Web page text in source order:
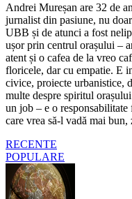
Andrei Mureșan are 32 de
jurnalist din pasiune, nu
UBB și de atunci a fost
ușor prin centrul orașului –
atent și o cafea de la vreo
floricele, dar cu empatie. E
civice, proiecte urbanistice,
multe despre spiritul
un job – e o responsabilitate
care vrea să-l vadă mai bun,
RECENTE
POPULARE